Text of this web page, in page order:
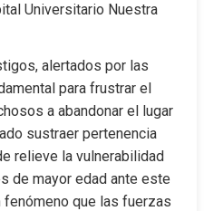
Universitario Nuestra
alertados por las
para frustrar el
a abandonar el lugar
sustraer pertenencia
relieve la vulnerabilidad
de mayor edad ante este
que las fuerzas